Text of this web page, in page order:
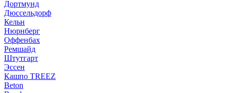
Дортмунд
Дюссельдорф
Кельн
Нюрнберг
Оффенбах
Ремшайд
Штутгарт
Эссен
Кашпо TREEZ
Beton